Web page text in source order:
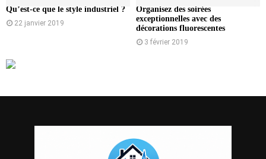
Qu’est-ce que le style industriel ?
22 janvier 2019
Organisez des soirées
exceptionnelles avec des
décorations fluorescentes
3 février 2019